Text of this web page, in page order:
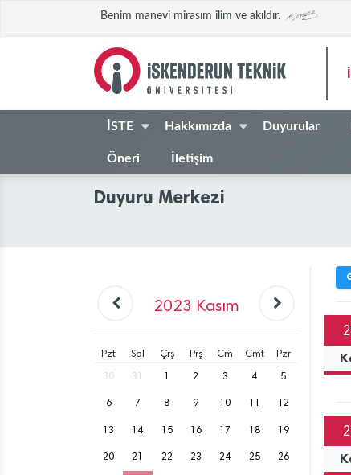
Benim manevi mirasım ilim ve akıldır.
İSTE Hakkımızda Duyurular
Öneri İletişim
Duyuru Merkezi
2023 Kasım
Pzt Sal Çrş Prş Cm Cmt Pzr
30 31 2 3 4 5
6 7 8 9 10 12
13 14 15 16 17 18 19
20 21 22 23 24 25 26